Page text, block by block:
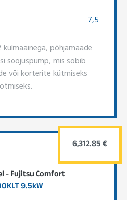
7,5
külmaainega, põhjamaade
soojuspump, mis sobib
või korterite kütmiseks
- Fujitsu Comfort
9.5kW
6,312.85 €